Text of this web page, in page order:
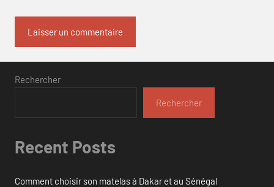
Rechercher
Rechercher
Recent Posts
Comment choisir son matelas à Dakar et au Sénégal